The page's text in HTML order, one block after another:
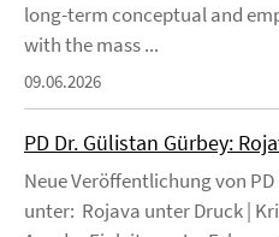
long-term conceptual and
with the mass ...
09.06.2026
PD Dr. Gülistan Gürbey:
Neue Veröffentlichung von PD
unter: Rojava unter Druck |